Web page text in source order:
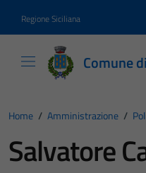
Regione Siciliana
Comune
Home / Amministrazione /
Salvatore